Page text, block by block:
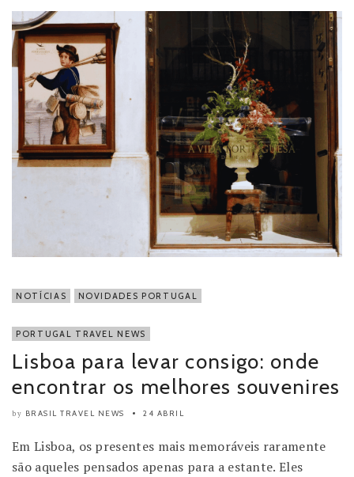
NOTÍCIAS NOVIDADES PORTUGAL
PORTUGAL TRAVEL NEWS
Lisboa para levar consigo: onde
encontrar os melhores souvenires
by BRASIL TRAVEL NEWS 24 ABRIL
Em Lisboa, os presentes mais memoráveis raramente
são aqueles pensados apenas para a estante. Eles